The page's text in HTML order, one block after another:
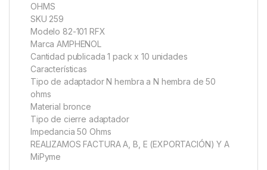
OHMS
SKU 259
Modelo 82-101 RFX
Marca AMPHENOL
Cantidad publicada 1 pack x 10 unidades
Características
Tipo de adaptador N hembra a N hembra de 50
ohms
Material bronce
Tipo de cierre adaptador
Impedancia 50 Ohms
REALIZAMOS FACTURA A, B, E (EXPORTACIÓN) Y A
MiPyme